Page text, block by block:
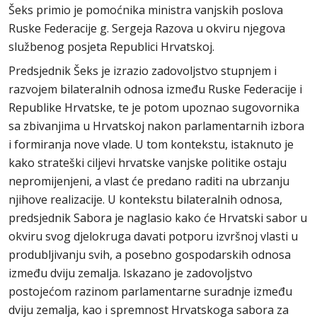
Šeks primio je pomoćnika ministra vanjskih poslova
Ruske Federacije g. Sergeja Razova u okviru njegova
službenog posjeta Republici Hrvatskoj.
Predsjednik Šeks je izrazio zadovoljstvo stupnjem i
razvojem bilateralnih odnosa između Ruske Federacije i
Republike Hrvatske, te je potom upoznao sugovornika
sa zbivanjima u Hrvatskoj nakon parlamentarnih izbora
i formiranja nove vlade. U tom kontekstu, istaknuto je
kako strateški ciljevi hrvatske vanjske politike ostaju
nepromijenjeni, a vlast će predano raditi na ubrzanju
njihove realizacije. U kontekstu bilateralnih odnosa,
predsjednik Sabora je naglasio kako će Hrvatski sabor u
okviru svog djelokruga davati potporu izvršnoj vlasti u
produbljivanju svih, a posebno gospodarskih odnosa
između dviju zemalja. Iskazano je zadovoljstvo
postojećom razinom parlamentarne suradnje između
dviju zemalja, kao i spremnost Hrvatskoga sabora za